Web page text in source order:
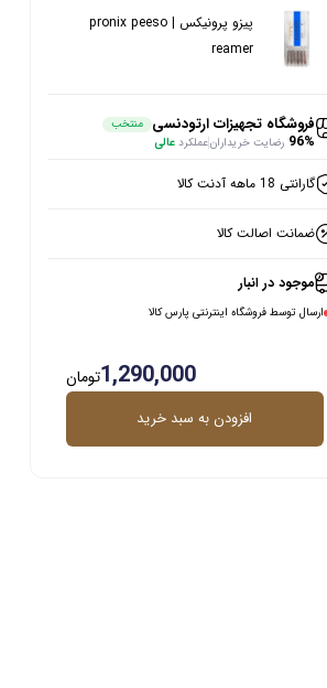
پیزو پرونیکس | pronix peeso
reamer
فروشگاه تجهیزات ارتودنسی منتخب
96% رضایت خریدارانعملکردعالی
گارانتی 18 ماهه آدنت کالا
ضمانت اصالت کالا
موجود در انبار
ارسال توسط فروشگاه اینترنتی پارس کالا
افزودن به سبد خرید
1,290,000تومان